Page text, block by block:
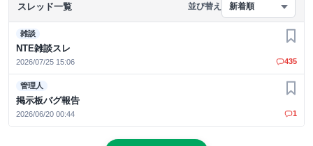
スレッド一覧 並び替え 新着順
雑談
NTE雑談スレ
2026/07/25 15:06
お気
435
管理人
掲示板バグ報告
2026/06/20 00:44
お気
1